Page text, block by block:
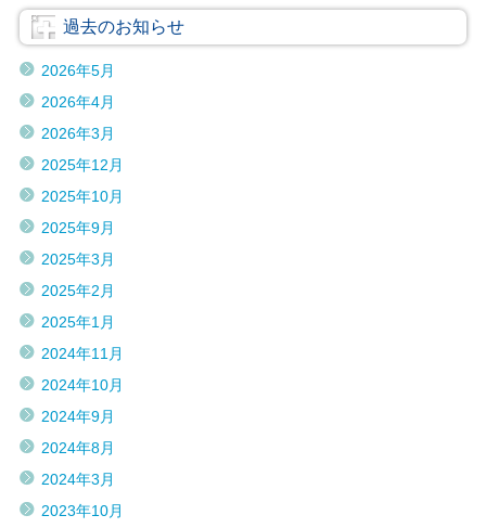
過去のお知らせ
2026年5月
2026年4月
2026年3月
2025年12月
2025年10月
2025年9月
2025年3月
2025年2月
2025年1月
2024年11月
2024年10月
2024年9月
2024年8月
2024年3月
2023年10月